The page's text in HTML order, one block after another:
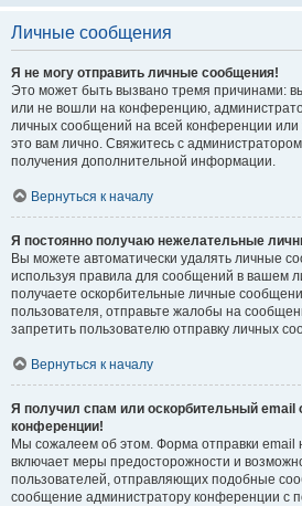
Личные сообщения
Я не могу отправить личные сообщения!
Это может быть вызвано тремя причинами:
или не вошли на конференцию,
личных сообщений на всей конференции
это вам лично. Свяжитесь с
получения дополнительной информации.
Вернуться к началу
Я постоянно получаю нежелательные
Вы можете автоматически удалять личные
используя правила для сообщений в вашем
получаете оскорбительные личные
пользователя, отправьте жалобы на
запретить пользователю отправку личных
Вернуться к началу
Я получил спам или оскорбительный email
конференции!
Мы сожалеем об этом. Форма отправки email
включает меры предосторожности и
пользователей, отправляющих подобные
сообщение администратору конференции с